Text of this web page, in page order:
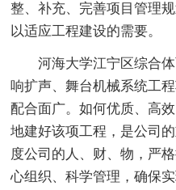
整、补充、完善项目管理
以适应工程建设的需要。
河海大学江宁区综合
响扩声、舞台机械系统工
配合面广。如何优质、高
地建好该项工程，是公司
度公司的人、财、物，严
心组织、科学管理，确保